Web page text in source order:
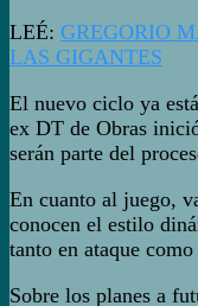
LEÉ: GREGORIO
LAS GIGANTES
El nuevo ciclo ya
ex DT de Obras
serán parte del
En cuanto al juego,
conocen el estilo
tanto en ataque como
Sobre los planes a